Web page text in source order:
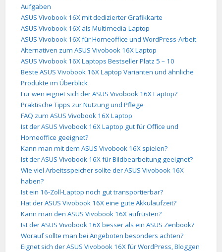
Aufgaben
ASUS Vivobook 16X mit dedizierter Grafikkarte
ASUS Vivobook 16X als Multimedia-Laptop
ASUS Vivobook 16X für Homeoffice und WordPress-Arbeit
Alternativen zum ASUS Vivobook 16X Laptop
ASUS Vivobook 16X Laptops Bestseller Platz 5 – 10
Beste ASUS Vivobook 16X Laptop Varianten und ähnliche
Produkte im Überblick
Für wen eignet sich der ASUS Vivobook 16X Laptop?
Praktische Tipps zur Nutzung und Pflege
FAQ zum ASUS Vivobook 16X Laptop
Ist der ASUS Vivobook 16X Laptop gut für Office und
Homeoffice geeignet?
Kann man mit dem ASUS Vivobook 16X spielen?
Ist der ASUS Vivobook 16X für Bildbearbeitung geeignet?
Wie viel Arbeitsspeicher sollte der ASUS Vivobook 16X
haben?
Ist ein 16-Zoll-Laptop noch gut transportierbar?
Hat der ASUS Vivobook 16X eine gute Akkulaufzeit?
Kann man den ASUS Vivobook 16X aufrüsten?
Ist der ASUS Vivobook 16X besser als ein ASUS Zenbook?
Worauf sollte man bei Angeboten besonders achten?
Eignet sich der ASUS Vivobook 16X für WordPress, Bloggen